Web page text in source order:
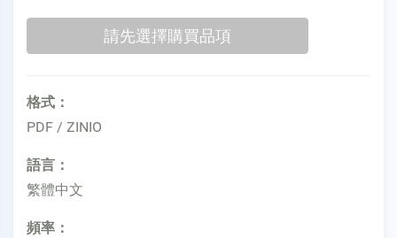
格式：
PDF / ZINIO
語言：
繁體中文
頻率：